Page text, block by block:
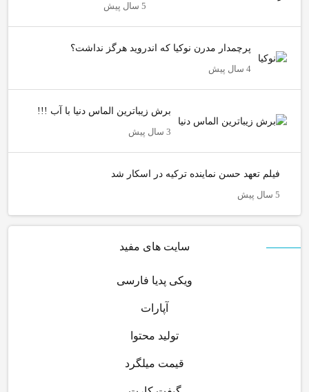
5 سال پیش
پرچمدار مدرن نوکیا که اندروید هرگز نداشت؟
4 سال پیش
برش زیباترین الماس دنیا با آب !!!
3 سال پیش
فیلم تعهد حسن نماینده ترکیه در اسکار شد
5 سال پیش
سایت های مفید
ویکی پدیا فارسی
آپارات
تولید محتوا
قیمت میلگرد